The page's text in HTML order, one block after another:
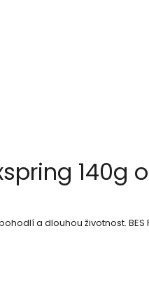
140g
a dlouhou životnost. BES